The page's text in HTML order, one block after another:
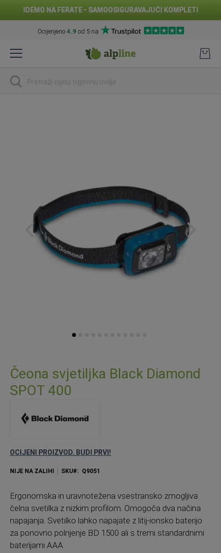
IDEMO NA FERATE - SAMOOSIGURAVAJUĆI KOMPLETI
Ocijenjeno 4.9 od 5 na
na
traži
to
the
beginning
images
Čeona svjetiljka Black Diamond
SPOT 400
OCIJENI PROIZVOD. BUDI PRVI!
NIJE NA ZALIHI SKU Q9051
Ergonomska in uravnotežena vsestransko zmogljiva
čelna svetilka z nizkim profilom. Omogoča dva načina
napajanja. Svetilko lahko napajate z litij-ionsko baterijo
za ponovno polnjenje BD 1500 ali s tremi standardnimi
baterijami AAA.